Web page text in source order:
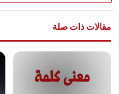
مقالات ذات صلة